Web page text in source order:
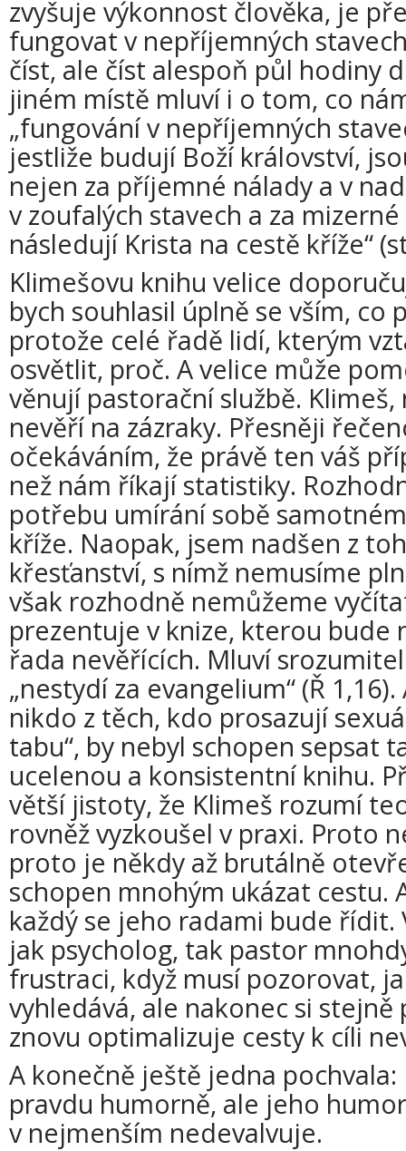
zvyšuje výkonnost člověka, je
fungovat v nepříjemných
číst, ale číst alespoň půl hodiny
jiném místě mluví i o tom, co
„fungování v nepříjemných
jestliže budují Boží království,
nejen za příjemné nálady a v
v zoufalých stavech a za
následují Krista na cestě kříže“
Klimešovu knihu velice
bych souhlasil úplně se vším, co
protože celé řadě lidí, kterým
osvětlit, proč. A velice může
věnují pastorační službě.
nevěří na zázraky. Přesněji
očekáváním, že právě ten váš
než nám říkají statistiky.
potřebu umírání sobě
kříže. Naopak, jsem nadšen z
křesťanství, s nímž nemusíme
však rozhodně nemůžeme
prezentuje v knize, kterou bude
řada nevěřících. Mluví
„nestydí za evangelium“ (Ř
nikdo z těch, kdo prosazují
tabu“, by nebyl schopen sepsat
ucelenou a konsistentní knihu.
větší jistoty, že Klimeš rozumí
rovněž vyzkoušel v praxi. Proto
proto je někdy až brutálně
schopen mnohým ukázat cestu.
každý se jeho radami bude
jak psycholog, tak pastor
frustraci, když musí pozorovat,
vyhledává, ale nakonec si
znovu optimalizuje cesty k cíli
A konečně ještě jedna
pravdu humorně, ale jeho
v nejmenším nedevalvuje.